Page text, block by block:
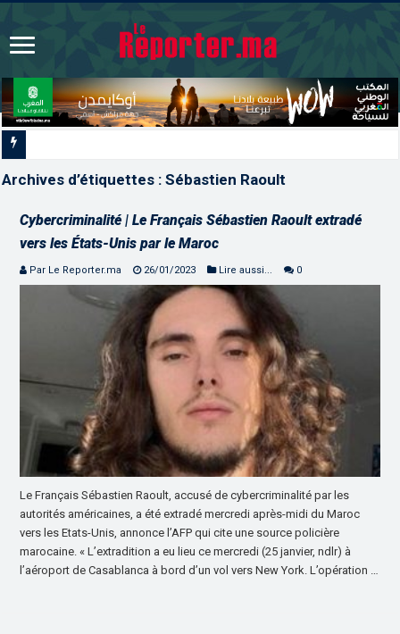
Archives d’étiquettes :Sébastien Raoult
Cybercriminalité | Le Français Sébastien Raoult extradé
vers les États-Unis par le Maroc
Par Le Reporter.ma 26/01/2023 Lire aussi... 0
Le Français Sébastien Raoult, accusé de cybercriminalité par les
autorités américaines, a été extradé mercredi après-midi du Maroc
vers les Etats-Unis, annonce l’AFP qui cite une source policière
marocaine. « L’extradition a eu lieu ce mercredi (25 janvier, ndlr) à
l’aéroport de Casablanca à bord d’un vol vers New York. L’opération …